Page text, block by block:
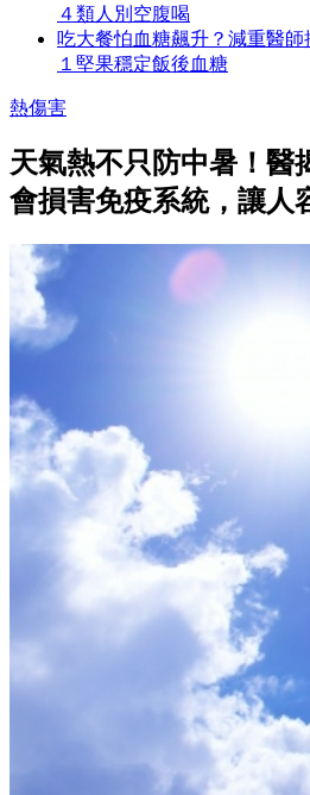
４類人別空腹喝
吃大餐怕血糖飆升？減重醫
１堅果穩定飯後血糖
熱傷害
天氣熱不只防中暑！醫
會損害免疫系統，讓人